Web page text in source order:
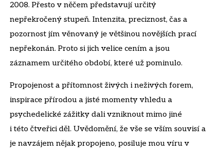
2008. Přesto v něčem představují určitý
nepřekročený stupeň. Intenzita, preciznost, čas a
pozornost jím věnovaný je většinou novějších prací
nepřekonán. Proto si jich velice cením a jsou
záznamem určitého období, které už pominulo.
Propojenost a přítomnost živých i neživých forem,
inspirace přírodou a jisté momenty vhledu a
psychedelické zážitky dali vzniknout mimo jiné
i této čtveřici děl. Uvědomění, že vše se vším souvisí a
je navzájem nějak propojeno, posiluje mou víru v